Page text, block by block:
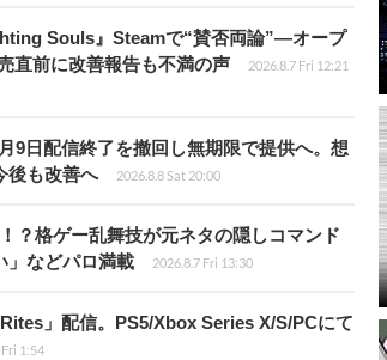
Souls』Steamで“賛否両論”―オープ
直前に改善報告も不満の声
2026.8.7 Fri 12:21
9日配信終了を撤回し無期限で提供へ。想
後も改善へ
2026.8.8 Sat 20:00
？格ゲー乱舞技が元ネタの隠しコマンド
」などパロ満載
2026.8.7 Fri 13:30
」配信。PS5/Xbox Series X/S/PCにて
Fri 1:54